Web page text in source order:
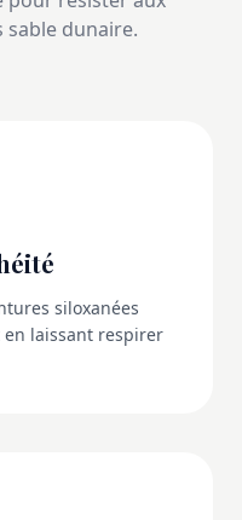
sable dunaire.
siloxanées
laissant respirer